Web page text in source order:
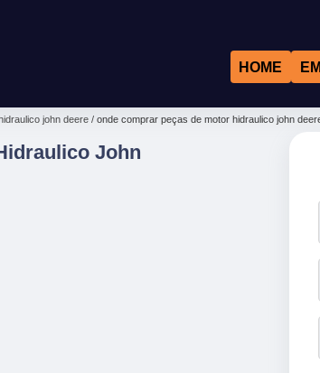
HOME
john deere onde comprar peças de motor hidraulico john
John